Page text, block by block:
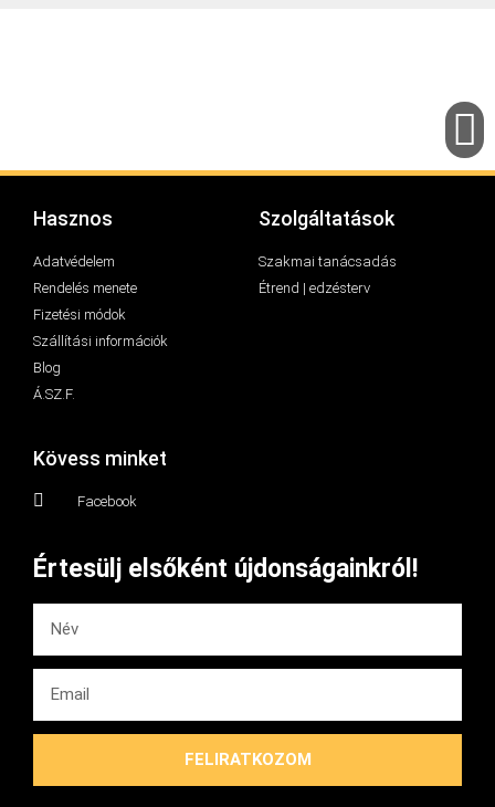
Hasznos
Adatvédelem
Rendelés menete
Fizetési módok
Szállítási információk
Blog
Á.SZ.F.
Szolgáltatások
Szakmai tanácsadás
Étrend | edzésterv
Kövess minket
Facebook
Értesülj elsőként újdonságainkról!
FELIRATKOZOM